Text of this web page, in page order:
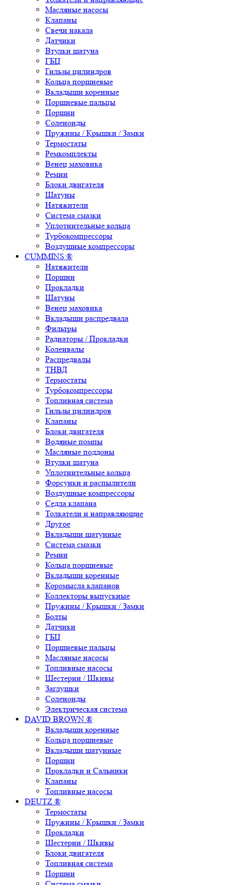
Масляные насосы
Клапаны
Свечи накала
Датчики
Втулки шатуна
ГБЦ
Гильзы цилиндров
Кольца поршневые
Вкладыши коренные
Поршневые пальцы
Поршни
Соленоиды
Пружины / Крышки / Замки
Термостаты
Ремкомплекты
Венец маховика
Ремни
Блоки двигателя
Шатуны
Натяжители
Система смазки
Уплотнительные кольца
Турбокомпрессоры
Воздушные компрессоры
CUMMINS ®
Натяжители
Поршни
Прокладки
Шатуны
Венец маховика
Вкладыши распредвала
Фильтры
Радиаторы / Прокладки
Коленвалы
Распредвалы
ТНВД
Термостаты
Турбокомпрессоры
Топливная система
Гильзы цилиндров
Клапаны
Блоки двигателя
Водяные помпы
Масляные поддоны
Втулки шатуна
Уплотнительные кольца
Форсунки и распылители
Воздушные компрессоры
Седла клапана
Толкатели и направляющие
Другое
Вкладыши шатунные
Система смазки
Ремни
Кольца поршневые
Вкладыши коренные
Коромысла клапанов
Коллекторы выпускные
Пружины / Крышки / Замки
Болты
Датчики
ГБЦ
Поршневые пальцы
Масляные насосы
Топливные насосы
Шестерни / Шкивы
Заглушки
Соленоиды
Электрическая система
DAVID BROWN ®
Вкладыши коренные
Кольца поршневые
Вкладыши шатунные
Поршни
Прокладки и Сальники
Клапаны
Топливные насосы
DEUTZ ®
Термостаты
Пружины / Крышки / Замки
Прокладки
Шестерни / Шкивы
Блоки двигателя
Топливная система
Поршни